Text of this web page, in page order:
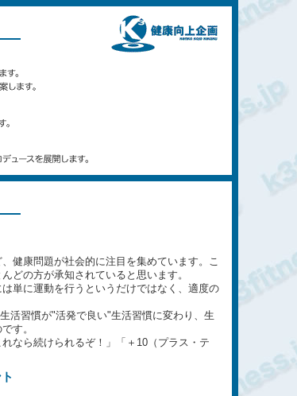
健康問題が社会的に注目を集めています。こ
どの方が承知されていると思います。
単に運動を行うというだけではなく、適度の
活習慣が"活発で良い"生活習慣に変わり、生
す。
なら続けられるぞ！」「＋10（プラス・テ